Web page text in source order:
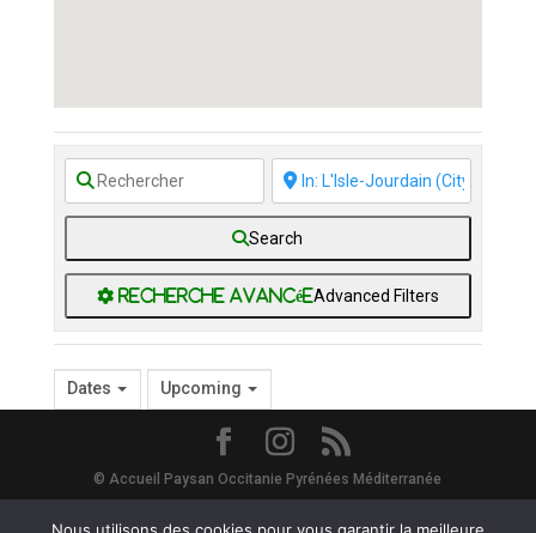
Search
Advanced Filters
Dates Upcoming
© Accueil Paysan Occitanie Pyrénées Méditerranée
Site Map Mentions Légales - - Avec le soutien de